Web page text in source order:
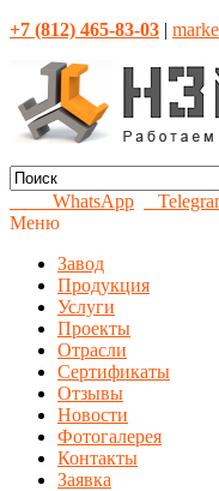
+7 (812) 465-83-03 |
WhatsApp
Меню
Завод
Продукция
Услуги
Проекты
Отрасли
Сертификаты
Отзывы
Новости
Фотогалерея
Контакты
Заявка